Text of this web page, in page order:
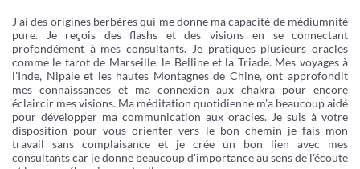
J'ai des origines berbères qui me donne ma capacité de médiumnité
pure. Je reçois des flashs et des visions en se connectant
profondément à mes consultants. Je pratiques plusieurs oracles
comme le tarot de Marseille, le Belline et la Triade. Mes voyages à
l'Inde, Nipale et les hautes Montagnes de Chine, ont approfondit
mes connaissances et ma connexion aux chakra pour encore
éclaircir mes visions. Ma méditation quotidienne m'a beaucoup aidé
pour développer ma communication aux oracles. Je suis à votre
disposition pour vous orienter vers le bon chemin je fais mon
travail sans complaisance et je crée un bon lien avec mes
consultants car je donne beaucoup d'importance au sens de l'écoute